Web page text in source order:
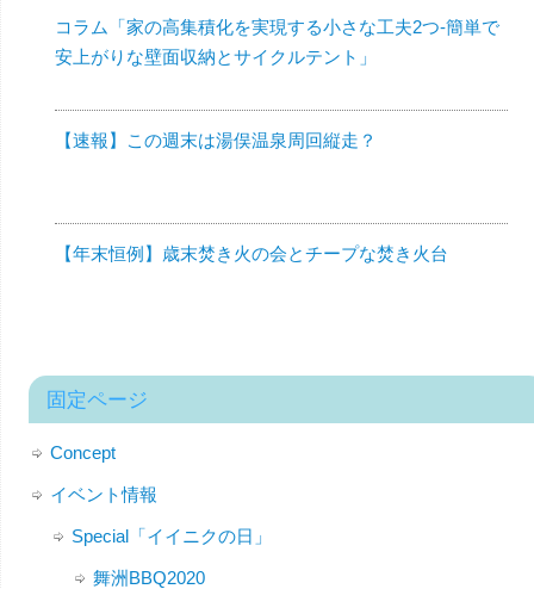
コラム「家の高集積化を実現する小さな工夫2つ-簡単で
安上がりな壁面収納とサイクルテント」
【速報】この週末は湯俣温泉周回縦走？
【年末恒例】歳末焚き火の会とチープな焚き火台
固定ページ
Concept
イベント情報
Special「イイニクの日」
舞洲BBQ2020